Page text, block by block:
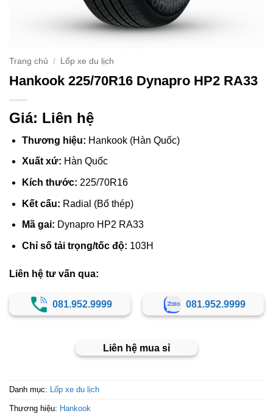
Trang chủ / Lốp xe du lịch
Hankook 225/70R16 Dynapro HP2 RA33
Giá: Liên hệ
Thương hiệu: Hankook (Hàn Quốc)
Xuất xứ: Hàn Quốc
Kích thước: 225/70R16
Kết cấu: Radial (Bố thép)
Mã gai: Dynapro HP2 RA33
Chỉ số tải trọng/tốc độ: 103H
Liên hệ tư vấn qua:
081.952.9999 081.952.9999
Liên hệ mua sỉ
Danh mục: Lốp xe du lịch
Thương hiệu: Hankook